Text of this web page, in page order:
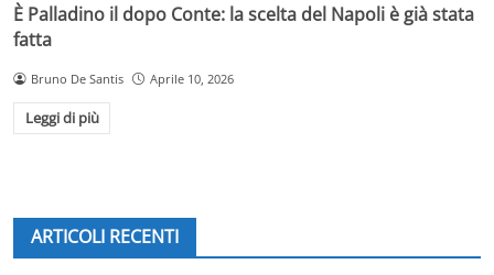
È Palladino il dopo Conte: la scelta del Napoli è già stata
fatta
Bruno De Santis Aprile 10, 2026
Leggi di più
ARTICOLI RECENTI